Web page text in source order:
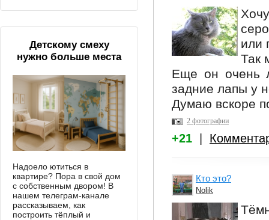
или
Так
Еще он очень
задние лапы у
Думаю вскоре
2 фотографии
+21
Кто это?
Nolik
Детскому смеху
нужно больше места
Надоело ютиться в
квартире? Пора в свой дом
с собственным двором! В
нашем телеграм-канале
рассказываем, как
построить тёплый и